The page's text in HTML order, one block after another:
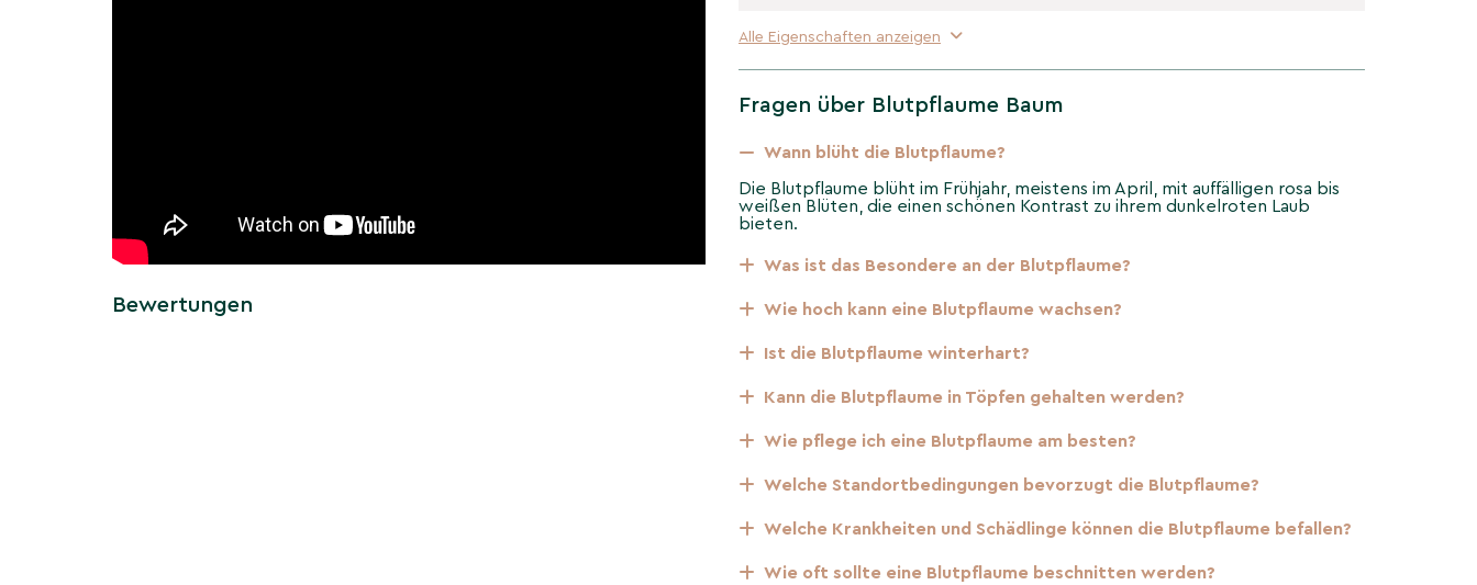
Umgebungen an. Die Baum ist robust gegenüber städtischen
Bedingungen wie Luftverschmutzung und Bodenverdichtung.
Wachstum und Entwicklung der
Bewertungen
Alle Eigenschaften anzeigen
Fragen über Blutpflaume Baum
Wann blüht die Blutpflaume?
Die Blutpflaume blüht im Frühjahr, meistens im April, mit auffälligen rosa bis
weißen Blüten, die einen schönen Kontrast zu ihrem dunkelroten Laub
bieten.
Was ist das Besondere an der Blutpflaume?
Wie hoch kann eine Blutpflaume wachsen?
Ist die Blutpflaume winterhart?
Kann die Blutpflaume in Töpfen gehalten werden?
Wie pflege ich eine Blutpflaume am besten?
Welche Standortbedingungen bevorzugt die Blutpflaume?
Welche Krankheiten und Schädlinge können die Blutpflaume befallen?
Wie oft sollte eine Blutpflaume beschnitten werden?